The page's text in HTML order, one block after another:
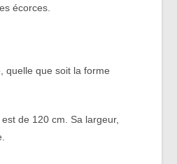
écorces.
quelle que soit la forme
de 120 cm. Sa largeur,